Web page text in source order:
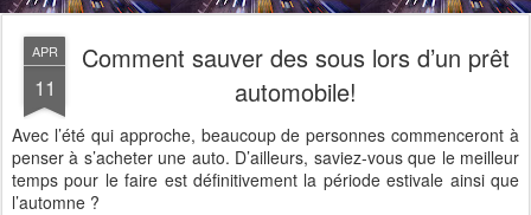
APR
11
Comment sauver des sous lors d’un prêt
automobile!
Avec l’été qui approche, beaucoup de personnes commenceront à
penser à s’acheter une auto. D’ailleurs, saviez-vous que le meilleur
temps pour le faire est définitivement la période estivale ainsi que
l’automne ?